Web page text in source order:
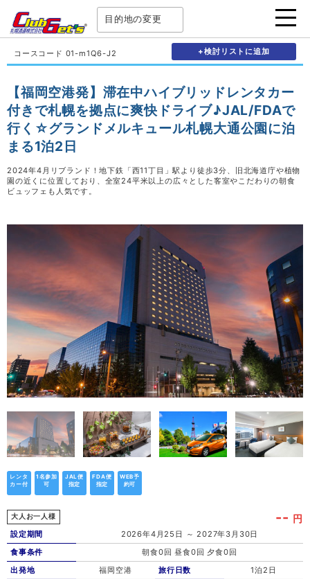
目的地の変更
コースコード 01-m1Q6-J2 +検討リストに追加
【福岡空港発】滞在中ハイブリッドレンタカー
付きで札幌を拠点に爽快ドライブ♪JAL/FDAで
行く☆グランドメルキュール札幌大通公園に泊
まる1泊2日
2024年4月リブランド！地下鉄「西11丁目」駅より徒歩3分、旧北海道庁や植物
園の近くに位置しており、全室24平米以上の広々とした客室やこだわりの朝食
ビュッフェも人気です。
レンタ
カー付
1名参加
可
JAL便
指定
FDA便
指定
WEB予
約可
大人お一人様 -- 円
設定期間
2026年4月25日 ～ 2027年3月30日
食事条件
朝食0回 昼食0回 夕食0回
出発地
福岡空港
旅行日数
1泊2日